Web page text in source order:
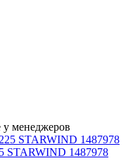
у менеджеров
STARWIND 1487978